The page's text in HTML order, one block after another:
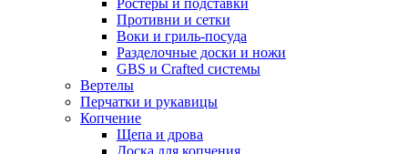
Ростеры и подставки
Противни и сетки
Воки и гриль-посуда
Разделочные доски и ножи
GBS и Crafted системы
Вертелы
Перчатки и рукавицы
Копчение
Щепа и дрова
Доска для копчения